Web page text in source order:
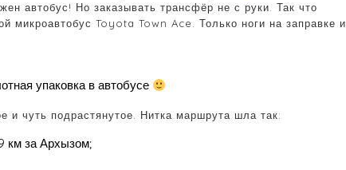
автобус! Но заказывать трансфёр не с руки. Так что
микроавтобус Toyota Town Ace. Только ноги на заправке и
упаковка в автобусе
и чуть подрастянутое. Нитка маршрута шла так:
км за Архызом;